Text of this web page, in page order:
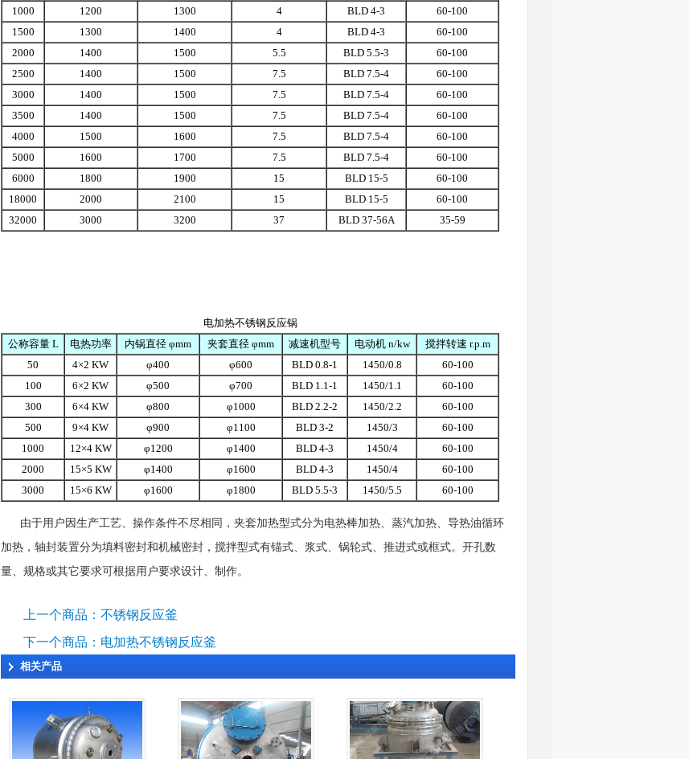
1000
1200 1300 4 BLD 4-3
60-100
1500
1300 1400 4 BLD 4-3
60-100
2000
1400 1500 5.5 BLD 5.5-3
60-100
2500
1400 1500 7.5 BLD 7.5-4
60-100
3000
1400 1500 7.5 BLD 7.5-4
60-100
3500
1400 1500 7.5 BLD 7.5-4
60-100
4000
1500 1600 7.5 BLD 7.5-4
60-100
5000
1600 1700 7.5 BLD 7.5-4
60-100
6000
1800 1900 15 BLD 15-5
60-100
18000
2000 2100 15 BLD 15-5
60-100
32000
3000 3200 37 BLD 37-56A 35-59
电加热不锈钢反应锅
公称容量 L
电热功率 内锅直径 φmm 夹套直径 φmm 减速机型号 电动机 n/kw
搅拌转速 r.p.m
50
4×2 KW φ400 φ600 BLD 0.8-1 1450/0.8
60-100
100
6×2 KW φ500 φ700 BLD 1.1-1 1450/1.1
60-100
300
6×4 KW φ800 φ1000 BLD 2.2-2 1450/2.2
60-100
500
9×4 KW φ900 φ1100 BLD 3-2 1450/3
60-100
1000
12×4 KW φ1200 φ1400 BLD 4-3 1450/4
60-100
2000
15×5 KW φ1400 φ1600 BLD 4-3 1450/4
60-100
3000
15×6 KW φ1600 φ1800 BLD 5.5-3 1450/5.5 60-100
由于用户因生产工艺、操作条件不尽相同，夹套加热型式分为电热棒加热、蒸汽加热、导热油循环
加热，轴封装置分为填料密封和机械密封，搅拌型式有锚式、浆式、锅轮式、推进式或框式。开孔数
量、规格或其它要求可根据用户要求设计、制作。
上一个商品：不锈钢反应釜
下一个商品：电加热不锈钢反应釜
相关产品